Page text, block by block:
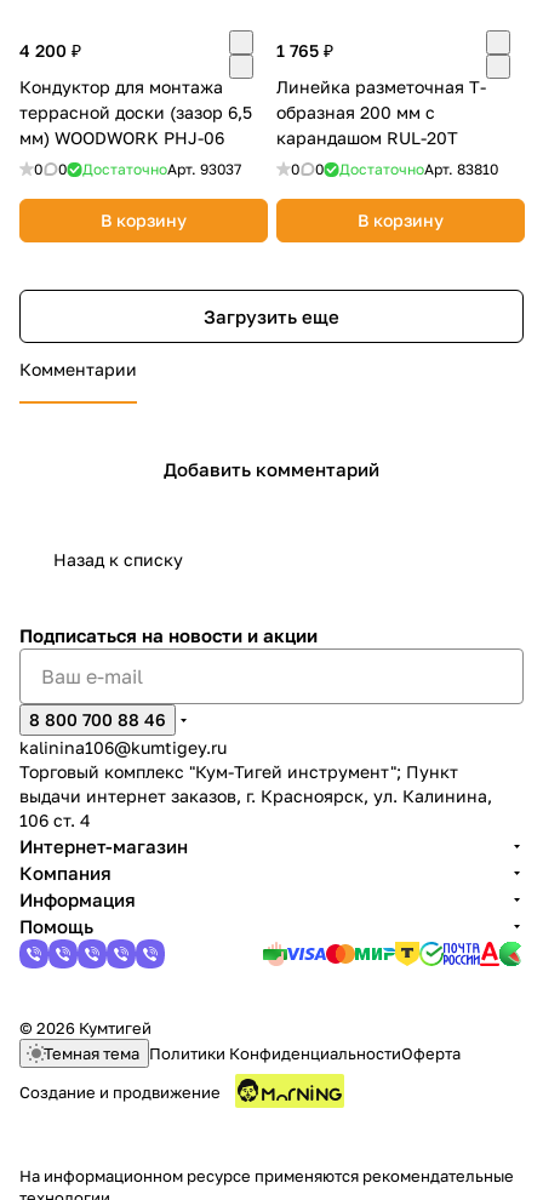
4 200 ₽
Кондуктор для монтажа
террасной доски (зазор 6,5
мм) WOODWORK PHJ-06
0 0 ДостаточноАрт. 93037
В корзину
1 765 ₽
Линейка разметочная Т-
образная 200 мм с
карандашом RUL-20T
0 0 ДостаточноАрт. 83810
В корзину
Загрузить еще
Комментарии
Добавить комментарий
Назад к списку
Подписаться на новости и акции
8 800 700 88 46
kalinina106@kumtigey.ru
Торговый комплекс "Кум-Тигей инструмент"; Пункт
выдачи интернет заказов, г. Красноярск, ул. Калинина,
106 ст. 4
Интернет-магазин
Компания
Информация
Помощь
© 2026 Кумтигей
Темная тема Политики КонфиденциальностиОферта
Создание и продвижение
На информационном ресурсе применяются рекомендательные